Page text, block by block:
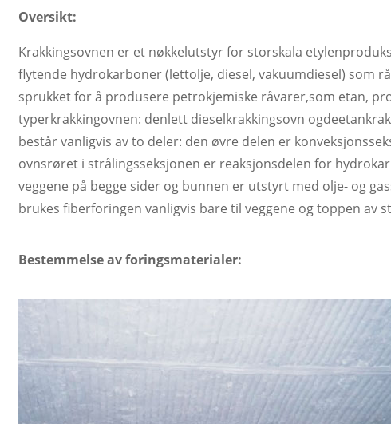
Oversikt:
Krakkingsovnen er et nøkkelutstyr for storskala
flytende hydrokarboner (lettolje, diesel, vakuumdiesel) som
sprukket for å produsere petrokjemiske råvarer,som etan,
typerkrakkingovnen: denlett dieselkrakkingsovn ogde
består vanligvis av to deler: den øvre delen er
ovnsrøret i strålingsseksjonen er reaksjonsdelen for
veggene på begge sider og bunnen er utstyrt med olje- og
brukes fiberforingen vanligvis bare til veggene og toppen av
Bestemmelse av foringsmaterialer: